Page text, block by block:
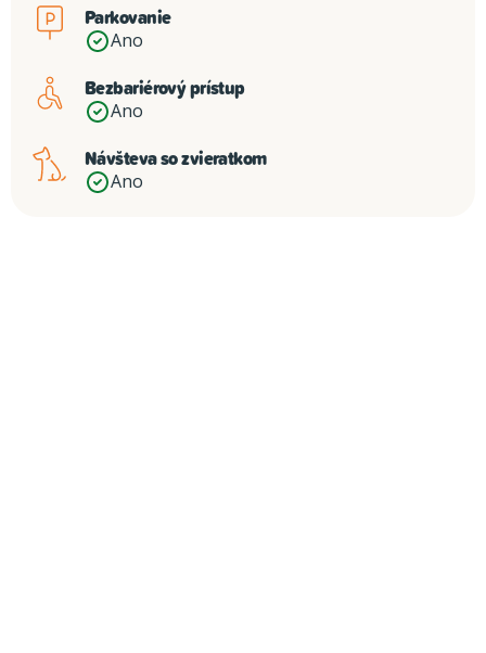
Parkovanie
Ano
Bezbariérový prístup
Ano
Návšteva so zvieratkom
Ano